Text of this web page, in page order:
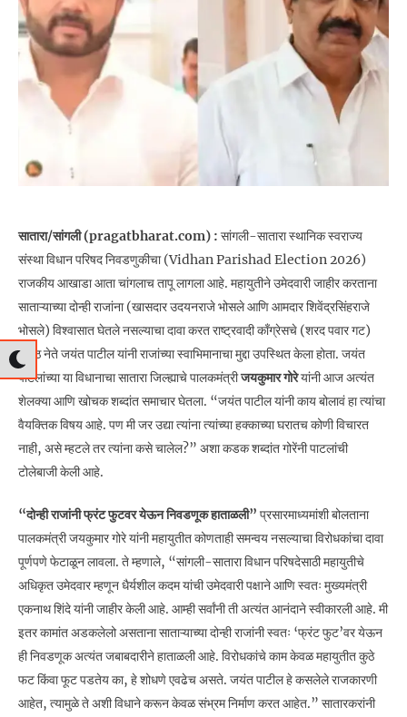
सातारा/सांगली (pragatbharat.com) : सांगली-सातारा स्थानिक स्वराज्य
संस्था विधान परिषद निवडणुकीचा (Vidhan Parishad Election 2026)
राजकीय आखाडा आता चांगलाच तापू लागला आहे. महायुतीने उमेदवारी जाहीर करताना
साताऱ्याच्या दोन्ही राजांना (खासदार उदयनराजे भोसले आणि आमदार शिवेंद्रसिंहराजे
भोसले) विश्वासात घेतले नसल्याचा दावा करत राष्ट्रवादी काँग्रेसचे (शरद पवार गट)
ज्येष्ठ नेते जयंत पाटील यांनी राजांच्या स्वाभिमानाचा मुद्दा उपस्थित केला होता. जयंत
पाटलांच्या या विधानाचा सातारा जिल्ह्याचे पालकमंत्रीजयकुमार गोरेयांनी आज अत्यंत
शेलक्या आणि खोचक शब्दांत समाचार घेतला. “जयंत पाटील यांनी काय बोलावं हा त्यांचा
वैयक्तिक विषय आहे. पण मी जर उद्या त्यांना त्यांच्या हक्काच्या घरातच कोणी विचारत
नाही, असे म्हटले तर त्यांना कसे चालेल?” अशा कडक शब्दांत गोरेंनी पाटलांची
टोलेबाजी केली आहे.
“दोन्ही राजांनी फ्रंट फुटवर येऊन निवडणूक हाताळली” प्रसारमाध्यमांशी बोलताना
पालकमंत्री जयकुमार गोरे यांनी महायुतीत कोणताही समन्वय नसल्याचा विरोधकांचा दावा
पूर्णपणे फेटाळून लावला. ते म्हणाले, “सांगली-सातारा विधान परिषदेसाठी महायुतीचे
अधिकृत उमेदवार म्हणून धैर्यशील कदम यांची उमेदवारी पक्षाने आणि स्वतः मुख्यमंत्री
एकनाथ शिंदे यांनी जाहीर केली आहे. आम्ही सर्वांनी ती अत्यंत आनंदाने स्वीकारली आहे. मी
इतर कामांत अडकलेलो असताना साताऱ्याच्या दोन्ही राजांनी स्वतः ‘फ्रंट फुट’वर येऊन
ही निवडणूक अत्यंत जबाबदारीने हाताळली आहे. विरोधकांचे काम केवळ महायुतीत कुठे
फट किंवा फूट पडतेय का, हे शोधणे एवढेच असते. जयंत पाटील हे कसलेले राजकारणी
आहेत, त्यामुळे ते अशी विधाने करून केवळ संभ्रम निर्माण करत आहेत.” सातारकरांनी